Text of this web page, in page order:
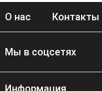
О нас Контакты
Мы в соцсетях